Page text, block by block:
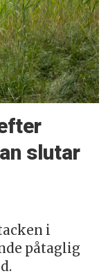
slutar
i
påtaglig